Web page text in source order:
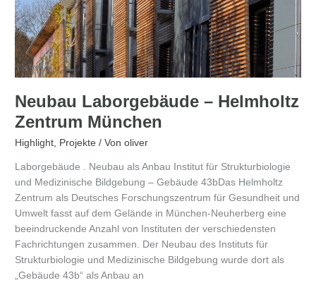
Neubau Laborgebäude – Helmholtz
Zentrum München
Highlight, Projekte / Vonoliver
Laborgebäude . Neubau als Anbau Institut für Strukturbiologie
und Medizinische Bildgebung – Gebäude 43bDas Helmholtz
Zentrum als Deutsches Forschungszentrum für Gesundheit und
Umwelt fasst auf dem Gelände in München-Neuherberg eine
beeindruckende Anzahl von Instituten der verschiedensten
Fachrichtungen zusammen. Der Neubau des Instituts für
Strukturbiologie und Medizinische Bildgebung wurde dort als
„Gebäude 43b“ als Anbau an